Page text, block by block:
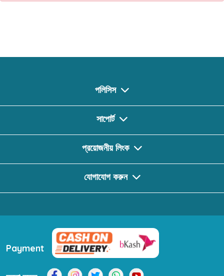
পলিসিস
সাপোর্ট
প্রয়োজনীয় লিংক
যোগাযোগ করুন
Payment